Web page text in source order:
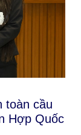
toàn cầu
Hợp Quốc